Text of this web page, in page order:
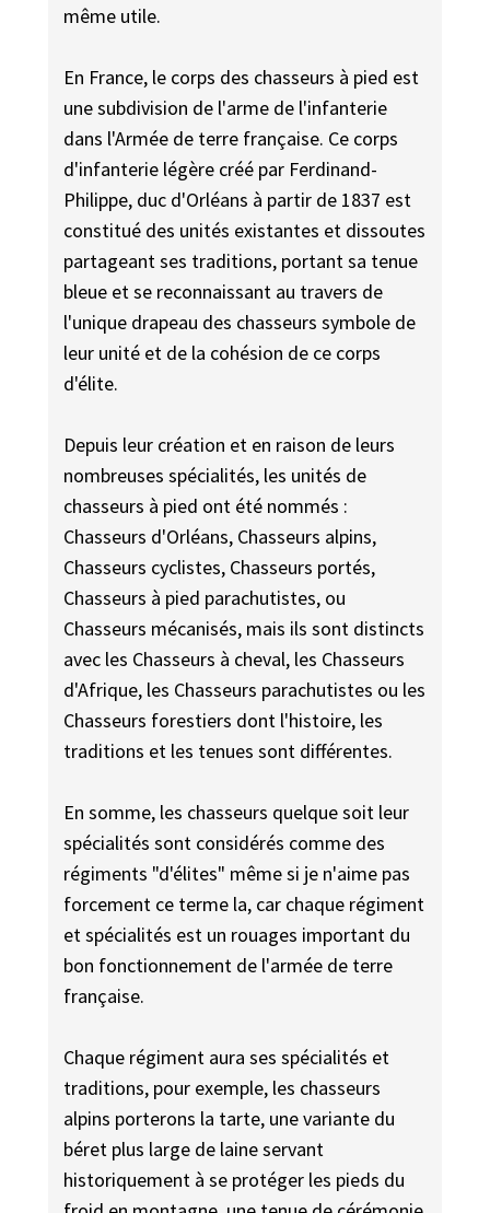
même utile.
En France, le corps des chasseurs à pied est
une subdivision de l'arme de l'infanterie
dans l'Armée de terre française. Ce corps
d'infanterie légère créé par Ferdinand-
Philippe, duc d'Orléans à partir de 1837 est
constitué des unités existantes et dissoutes
partageant ses traditions, portant sa tenue
bleue et se reconnaissant au travers de
l'unique drapeau des chasseurs symbole de
leur unité et de la cohésion de ce corps
d'élite.
Depuis leur création et en raison de leurs
nombreuses spécialités, les unités de
chasseurs à pied ont été nommés :
Chasseurs d'Orléans, Chasseurs alpins,
Chasseurs cyclistes, Chasseurs portés,
Chasseurs à pied parachutistes, ou
Chasseurs mécanisés, mais ils sont distincts
avec les Chasseurs à cheval, les Chasseurs
d'Afrique, les Chasseurs parachutistes ou les
Chasseurs forestiers dont l'histoire, les
traditions et les tenues sont différentes.
En somme, les chasseurs quelque soit leur
spécialités sont considérés comme des
régiments "d'élites" même si je n'aime pas
forcement ce terme la, car chaque régiment
et spécialités est un rouages important du
bon fonctionnement de l'armée de terre
française.
Chaque régiment aura ses spécialités et
traditions, pour exemple, les chasseurs
alpins porterons la tarte, une variante du
béret plus large de laine servant
historiquement à se protéger les pieds du